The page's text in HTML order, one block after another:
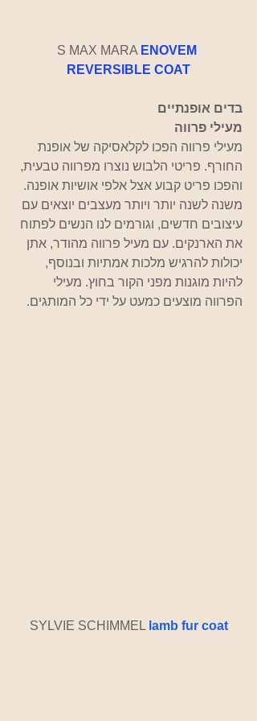
S MAX MARA ENOVEM
REVERSIBLE COAT
בדים אופנתיים
מעילי פרווה
מעילי פרווה הפכו לקלאסיקה של אופנת
החורף. פריטי הלבוש נוצרו מפרווה טבעית,
והפכו פריט קבוע אצל אלפי אושיות אופנה.
משנה לשנה יותר ויותר מעצבים יוצאים עם
עיצובים חדשים, וגורמים לנו הנשים לפתוח
את הארנקים. עם מעיל פרווה מהודר, אתן
יכולות להרגיש מלכות אמתיות ובנוסף,
להיות מוגנות מפני הקור בחוץ. מעילי
הפרווה מוצעים כמעט על ידי כל המותגים.
SYLVIE SCHIMMEL lamb fur coat